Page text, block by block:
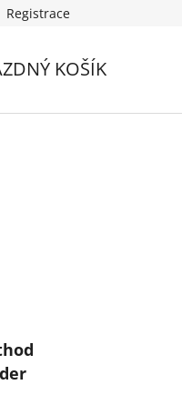
Registrace
KOŠÍK